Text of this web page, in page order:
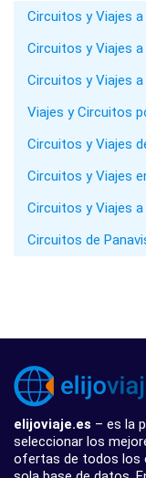
Circuitos y Viajes
Circuitos y Viajes a
Circuitos y Viajes
Viajes y Circuitos
Circuitos y Viajes
Circuitos y Viajes
Circuitos y Viajes
Circuitos de
elijoviaje.es – es la
seleccionar los
ofertas de todos los